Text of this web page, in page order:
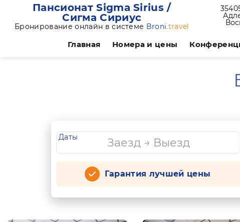
Пансионат Sigma Sirius /
Сигма Сириус
Бронирование онлайн в системе Broni.travel
Главная Номера и цены
Даты
Гарантия лучшей цены